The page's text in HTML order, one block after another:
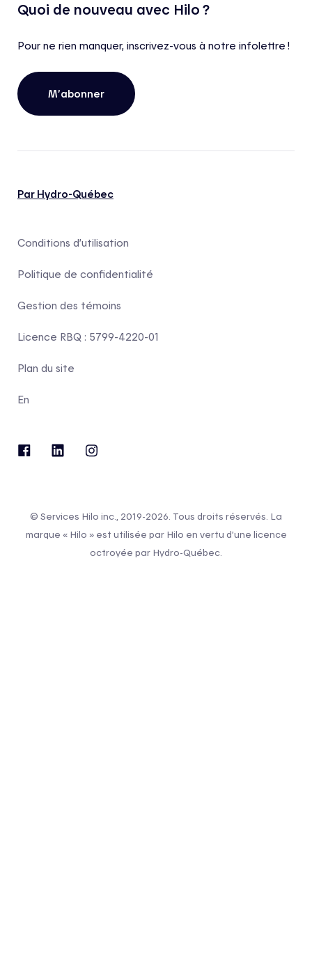
Quoi de nouveau avec Hilo ?
Pour ne rien manquer, inscrivez-vous à notre infolettre !
M’abonner
Par Hydro-Québec
Conditions d’utilisation
Politique de confidentialité
Gestion des témoins
Licence RBQ : 5799-4220-01
Plan du site
En
© Services Hilo inc., 2019-2026. Tous droits réservés. La
marque « Hilo » est utilisée par Hilo en vertu d’une licence
octroyée par Hydro-Québec.